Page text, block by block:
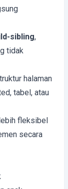
sibling,
tidak
halaman
tabel, atau
fleksibel
secara